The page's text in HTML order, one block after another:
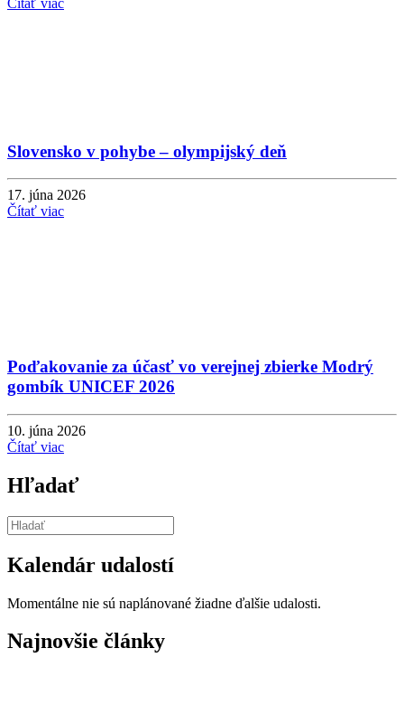
Čítať viac
Slovensko v pohybe – olympijský deň
17. júna 2026
Čítať viac
Poďakovanie za účasť vo verejnej zbierke Modrý
gombík UNICEF 2026
10. júna 2026
Čítať viac
Hľadať
Kalendár udalostí
Momentálne nie sú naplánované žiadne ďalšie udalosti.
Najnovšie články